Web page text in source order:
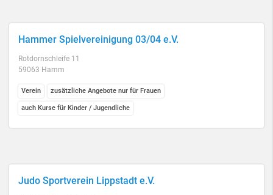
Hammer Spielvereinigung 03/04 e.V.
Rotdornschleife 11
59063 Hamm
Verein zusätzliche Angebote nur für Frauen
auch Kurse für Kinder / Jugendliche
Judo Sportverein Lippstadt e.V.